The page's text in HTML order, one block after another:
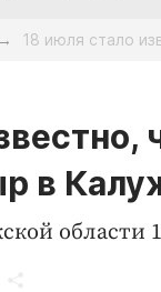
→ 18 июля стало
в
области